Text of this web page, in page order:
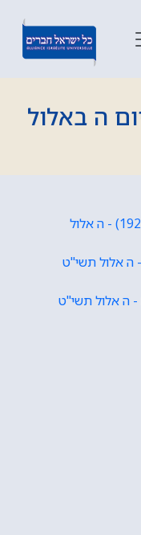
ה באלול
, תרפ"ח (1928) - ה אלול
(1842) - ה אלול תשי"ט
(1802) - ה אלול תשי"ט